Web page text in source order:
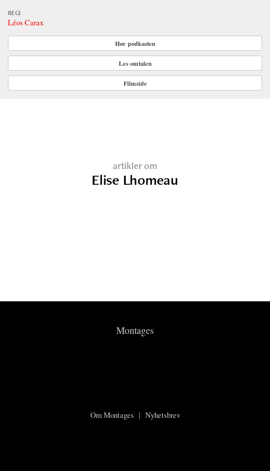
REGI
Léos Carax
Hør podkasten
Les omtalen
Filmside
artikler om
Elise Lhomeau
Montages
Om Montages| Nyhetsbrev